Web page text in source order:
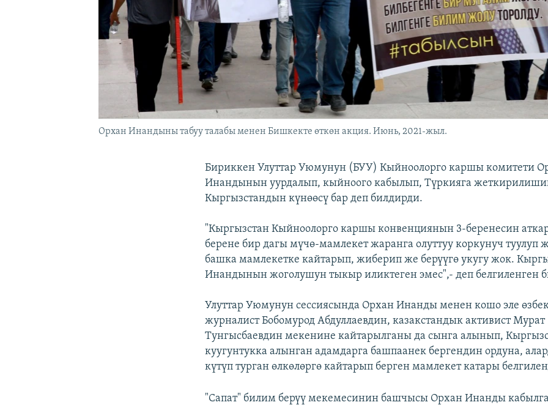
Орхан Инандыны табуу талабы менен Бишкекте өткөн акция. Июнь, 2021-жыл.
Бириккен Улуттар Уюмунун (БУУ) Кыйноолорго каршы комитети
Инандынын уурдалып, кыйноого кабылып, Түркияга
Кыргызстандын күнөөсү бар деп билдирди.
"Кыргызстан Кыйноолорго каршы конвенциянын 3-беренесин
берене бир дагы мүчө-мамлекет жаранга олуттуу коркунуч туулуп
башка мамлекетке кайтарып, жиберип же берүүгө укугу жок.
Инандынын жоголушун тыкыр иликтеген эмес",- деп белгиленген
Улуттар Уюмунун сессиясында Орхан Инанды менен кошо эле
журналист Бобомурод Абдуллаевдин, казакстандык активист Мурат
Тунгысбаевдин мекенине кайтарылганы да сынга алынып,
куугунтукка алынган адамдарга башпаанек бергендин ордуна,
күтүп турган өлкөлөргө кайтарып берген мамлекет катары
"Сапат" билим берүү мекемесинин башчысы Орхан Инанды